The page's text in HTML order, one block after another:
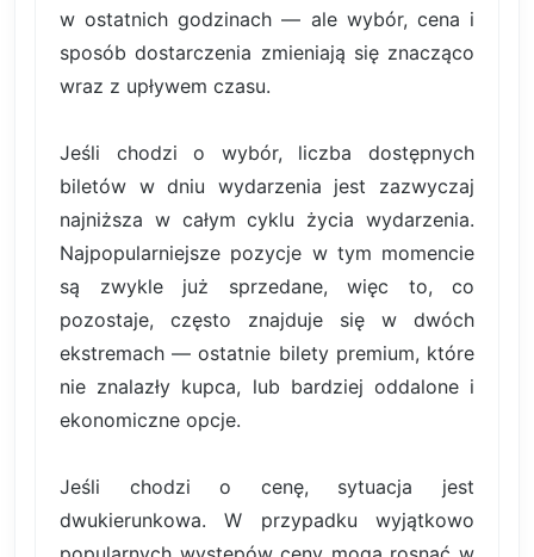
w ostatnich godzinach — ale wybór, cena i
sposób dostarczenia zmieniają się znacząco
wraz z upływem czasu.
Jeśli chodzi o wybór, liczba dostępnych
biletów w dniu wydarzenia jest zazwyczaj
najniższa w całym cyklu życia wydarzenia.
Najpopularniejsze pozycje w tym momencie
są zwykle już sprzedane, więc to, co
pozostaje, często znajduje się w dwóch
ekstremach — ostatnie bilety premium, które
nie znalazły kupca, lub bardziej oddalone i
ekonomiczne opcje.
Jeśli chodzi o cenę, sytuacja jest
dwukierunkowa. W przypadku wyjątkowo